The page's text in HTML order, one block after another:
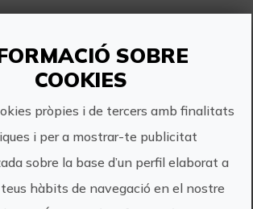
Descobrix Peníscola des de la mar amb una experiència de paddle surf
Peñíscolaposa a
dels seus hostes un servei
SOBRE
COOKIES
pròpies i de tercers amb finalitats
i per a mostrar-te publicitat
sobre la base d’un perfil elaborat a
hàbits de navegació en el nostre